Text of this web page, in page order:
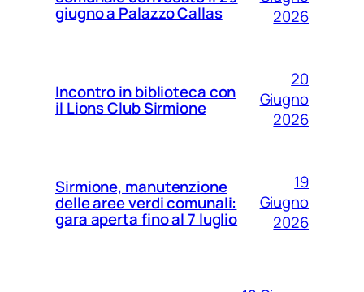
giugno a Palazzo Callas
2026
Incontro in biblioteca con
il Lions Club Sirmione
20
Giugno
2026
Sirmione, manutenzione
delle aree verdi comunali:
gara aperta fino al 7 luglio
19
Giugno
2026